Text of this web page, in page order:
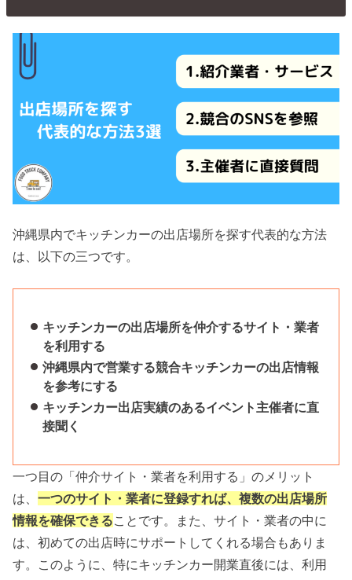
沖縄県内でキッチンカーの出店場所を探す代表的な方法
は、以下の三つです。
キッチンカーの出店場所を仲介するサイト・業者
を利用する
沖縄県内で営業する競合キッチンカーの出店情報
を参考にする
キッチンカー出店実績のあるイベント主催者に直
接聞く
一つ目の「仲介サイト・業者を利用する」のメリット
は、一つのサイト・業者に登録すれば、複数の出店場所
情報を確保できることです。また、サイト・業者の中に
は、初めての出店時にサポートしてくれる場合もありま
す。このように、特にキッチンカー開業直後には、利用